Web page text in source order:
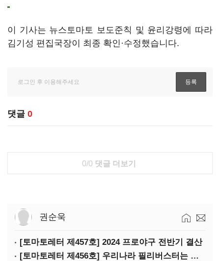
이 기사는 뉴스토마토 보도준칙 및 윤리강령에 따라
김기성 편집국장이 최종 확인·수정했습니다.
댓글 0
0/0 댓글 더보기
권순욱
[토마토레터 제457호] 2024 프로야구 전반기 결산
[토마토레터 제456호] 우리나라 필리버스터는 어떻게 무용지물이 됐나